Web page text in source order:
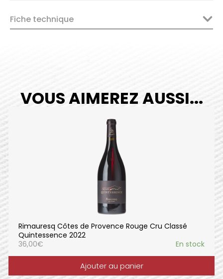
Fiche technique
VOUS AIMEREZ AUSSI...
Rimauresq Côtes de Provence Rouge Cru Classé
Quintessence 2022
36,00€ En stock
Ajouter au panier